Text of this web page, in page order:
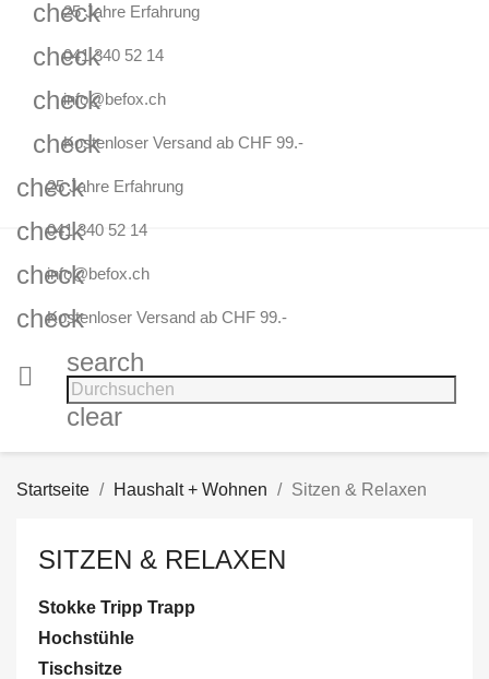
check
25 Jahre Erfahrung
check
041 340 52 14
check
info@befox.ch
check
Kostenloser Versand ab CHF 99.-
check
25 Jahre Erfahrung
check
041 340 52 14
check
info@befox.ch
check
Kostenloser Versand ab CHF 99.-

search
clear
Startseite Haushalt + Wohnen Sitzen & Relaxen
SITZEN & RELAXEN
Stokke Tripp Trapp
Hochstühle
Tischsitze